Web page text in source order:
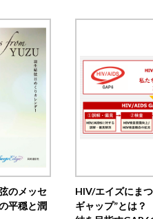
のメッセ
平穏と潤
HIV/エイズにま
ギャップ”とは